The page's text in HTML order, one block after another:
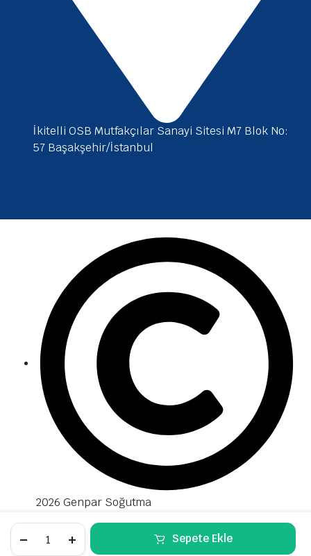
Sepete Ekle
İkitelli OSB Mutfakçılar Sanayi Sitesi M7 Blok No:
57 Başakşehir/İstanbul
2026 Genpar Soğutma